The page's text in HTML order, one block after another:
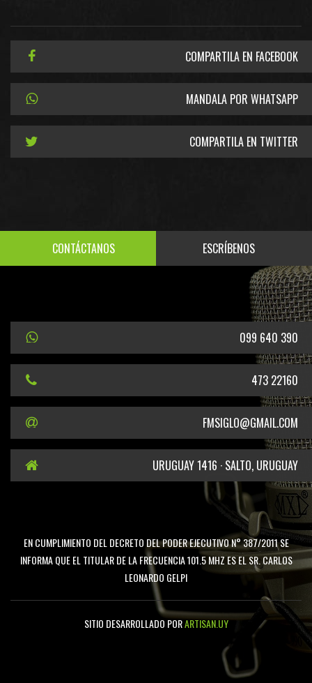
COMPARTILA EN FACEBOOK
MANDALA POR WHATSAPP
COMPARTILA EN TWITTER
CONTÁCTANOS ESCRÍBENOS
099 640 390
473 22160
FMSIGLO@GMAIL.COM
URUGUAY 1416 · SALTO, URUGUAY
EN CUMPLIMIENTO DEL DECRETO DEL PODER EJECUTIVO N° 387/2011 SE
INFORMA QUE EL TITULAR DE LA FRECUENCIA 101.5 MHZ ES EL SR. CARLOS
LEONARDO GELPI
SITIO DESARROLLADO PORARTISAN.UY